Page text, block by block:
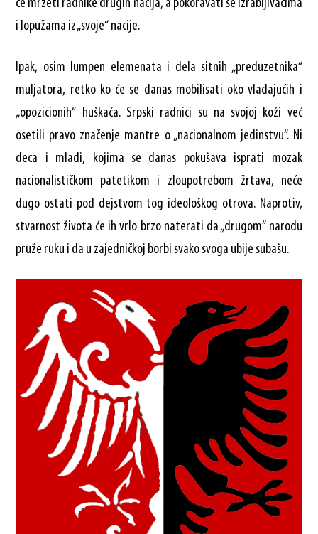
će mrzeti radnike drugih nacija, a pokoravati se izrabljivačima
i lopužama iz „svoje“ nacije.
Ipak, osim lumpen elemenata i dela sitnih „preduzetnika“
muljatora, retko ko će se danas mobilisati oko vladajućih i
„opozicionih“ huškača. Srpski radnici su na svojoj koži već
osetili pravo značenje mantre o „nacionalnom jedinstvu“. Ni
deca i mladi, kojima se danas pokušava isprati mozak
nacionalističkom patetikom i zloupotrebom žrtava, neće
dugo ostati pod dejstvom tog ideološkog otrova. Naprotiv,
stvarnost života će ih vrlo brzo naterati da „drugom“ narodu
pruže ruku i da u zajedničkoj borbi svako svoga ubije subašu.